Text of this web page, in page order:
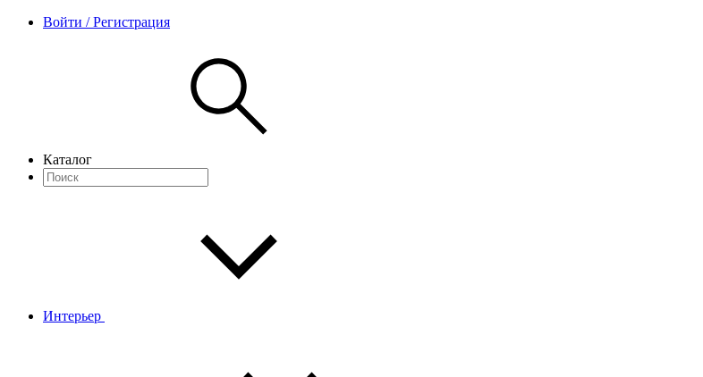
Войти / Регистрация
Каталог
Интерьер